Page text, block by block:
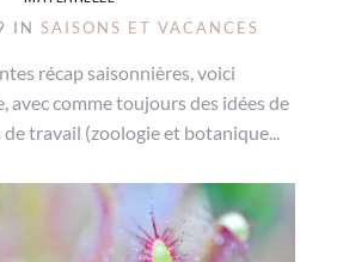
IN SAISONS ET VACANCES
récap saisonnières, voici
avec comme toujours des idées de
de travail (zoologie et botanique...